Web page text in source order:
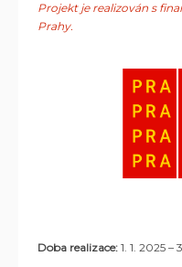
Projekt je realizován s
Prahy.
Doba realizace: 1. 1. 2025 –